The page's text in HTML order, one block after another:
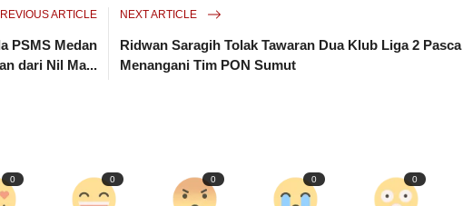
ARTICLE
PSMS Medan
dari Nil Ma...
NEXT ARTICLE
Ridwan Saragih Tolak Tawaran Dua Klub Liga 2 Pasca
Menangani Tim PON Sumut
0 0 0 0 0